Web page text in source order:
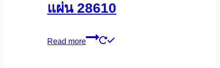
แผ่น 28610
Read more